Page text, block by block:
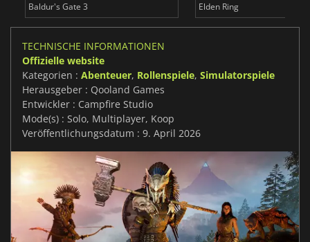
Baldur's Gate 3 Elden Ring
TECHNISCHE INFORMATIONEN
Offizielle website
Kategorien : Abenteuer, Rollenspiele, Simulatorspiele
Herausgeber : Qooland Games
Entwickler : Campfire Studio
Mode(s) : Solo, Multiplayer, Koop
Veröffentlichungsdatum : 9. April 2026